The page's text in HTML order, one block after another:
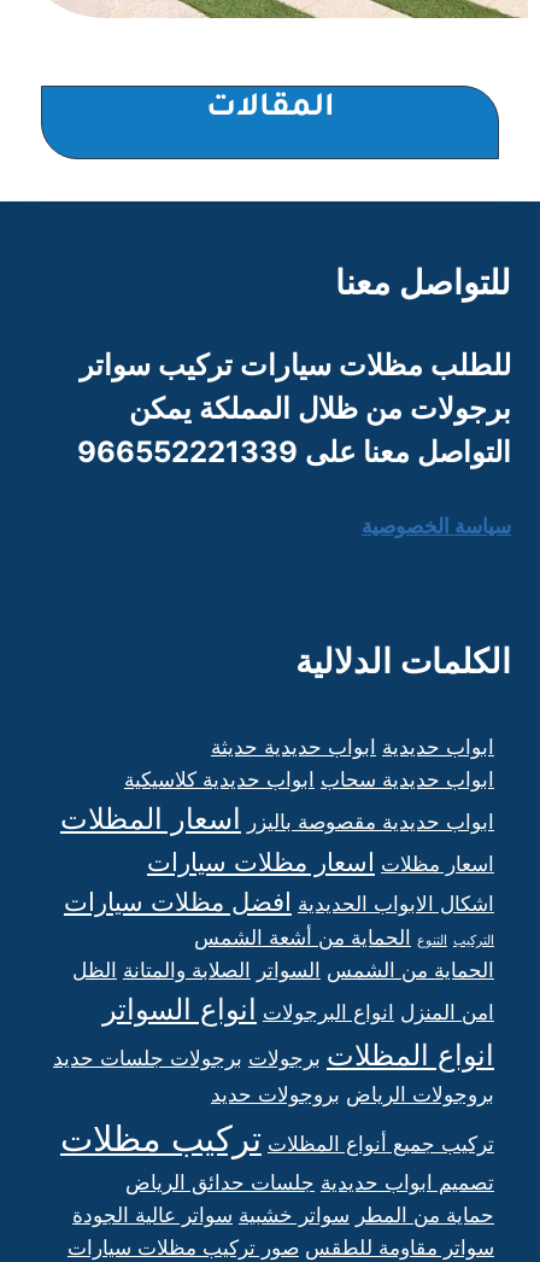
المقالات
للتواصل معنا
للطلب مظلات سيارات تركيب سواتر
برجولات من ظلال المملكة يمكن
التواصل معنا على 966552221339
سياسة الخصوصية
الكلمات الدلالية
ابواب حديدية ابواب حديدية حديثة
ابواب حديدية سحاب ابواب حديدية كلاسيكية
ابواب حديدية مقصوصة باليزر اسعار المظلات
اسعار مظلات اسعار مظلات سيارات
اشكال الابواب الحديدية افضل مظلات سيارات
التركيب التنوع الحماية من أشعة الشمس
الحماية من الشمس السواتر الصلابة والمتانة الظل
امن المنزل انواع البرجولات انواع السواتر
انواع المظلات برجولات برجولات جلسات حديد
بروجولات الرياض بروجولات حديد
تركيب جميع أنواع المظلات تركيب مظلات
تصميم ابواب حديدية جلسات حدائق الرياض
حماية من المطر سواتر خشبية سواتر عالية الجودة
سواتر مقاومة للطقس صور تركيب مظلات سيارات